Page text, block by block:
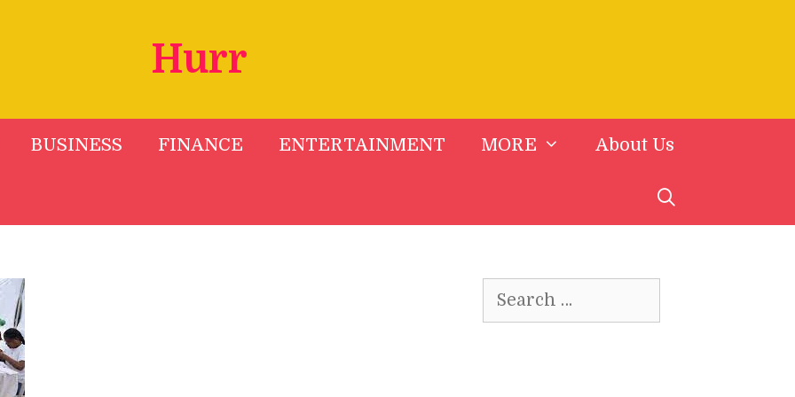
Hurr
BUSINESS FINANCE ENTERTAINMENT MORE About Us
for: